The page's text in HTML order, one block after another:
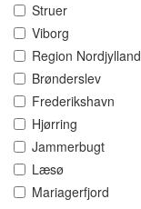
Struer
Viborg
Region Nordjylland
Brønderslev
Frederikshavn
Hjørring
Jammerbugt
Læsø
Mariagerfjord